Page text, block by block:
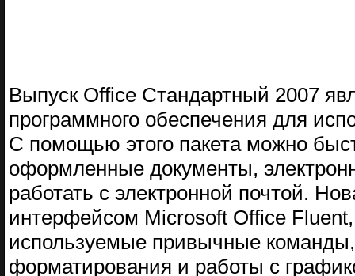
Выпуск Office Стандартный 2007
программного обеспечения для
С помощью этого пакета можно
оформленные документы,
работать с электронной почтой.
интерфейсом Microsoft Office
используемые привычные
форматирования и работы с